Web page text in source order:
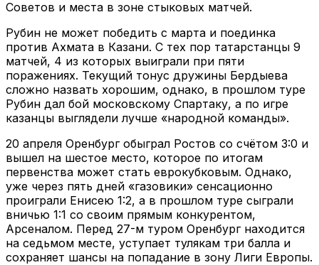
Советов и места в зоне стыковых матчей.
Рубин не может победить с марта и поединка
против Ахмата в Казани. С тех пор татарстанцы 9
матчей, 4 из которых выиграли при пяти
поражениях. Текущий тонус дружины Бердыева
сложно назвать хорошим, однако, в прошлом туре
Рубин дал бой московскому Спартаку, а по игре
казанцы выглядели лучше «народной команды».
20 апреля Оренбург обыграл Ростов со счётом 3:0 и
вышел на шестое место, которое по итогам
первенства может стать еврокубковым. Однако,
уже через пять дней «газовики» сенсационно
проиграли Енисею 1:2, а в прошлом туре сыграли
вничью 1:1 со своим прямым конкурентом,
Арсеналом. Перед 27-м туром Оренбург находится
на седьмом месте, уступает тулякам три балла и
сохраняет шансы на попадание в зону Лиги Европы.